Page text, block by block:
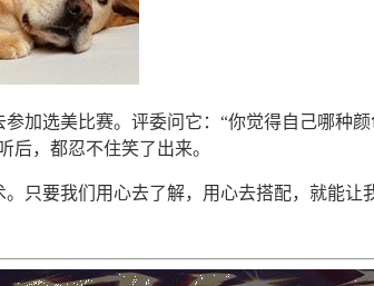
加选美比赛。评委问它：“你觉得自己哪种
后，都忍不住笑了出来。
只要我们用心去了解，用心去搭配，就能